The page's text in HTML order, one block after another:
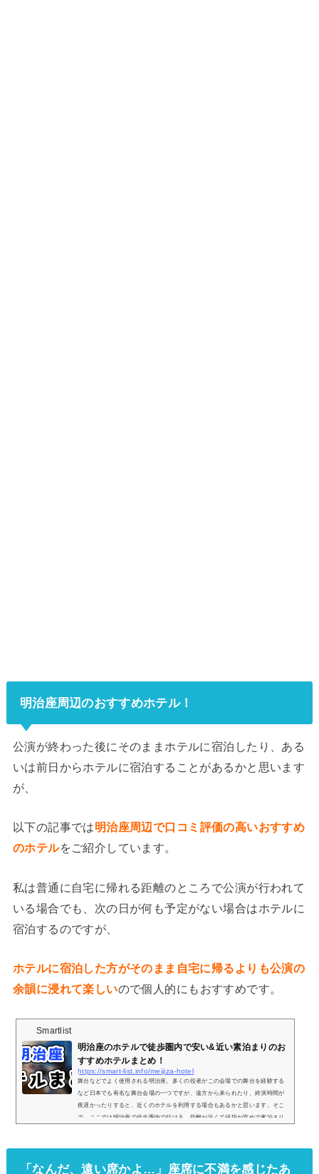
明治座周辺のおすすめホテル！
公演が終わった後にそのままホテルに宿泊したり、ある
いは前日からホテルに宿泊することがあるかと思います
が、
以下の記事では明治座周辺で口コミ評価の高いおすすめ
のホテルをご紹介しています。
私は普通に自宅に帰れる距離のところで公演が行われて
いる場合でも、次の日が何も予定がない場合はホテルに
宿泊するのですが、
ホテルに宿泊した方がそのまま自宅に帰るよりも公演の
余韻に浸れて楽しいので個人的にもおすすめです。
Smartlist
明治座のホテルで徒歩圏内で安い&近い素泊まりのお
すすめホテルまとめ！
https://smart-list.info/meijiza-hotel
舞台などでよく使用される明治座。多くの役者がこの会場での舞台を経験する
など日本でも有名な舞台会場の一つですが、遠方から来られたり、終演時間が
夜遅かったりすると、近くのホテルを利用する場合もあるかと思います。そこ
で、ここでは明治座で徒歩圏内で行ける、距離が近くて値段が安めで素泊まり
hoo...
「なんだ、遠い席かよ…」座席に不満を感じたあ